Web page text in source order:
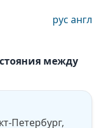
рус англ
между
Петербург,